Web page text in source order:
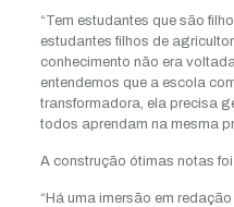
“Tem estudantes que são
estudantes filhos de
conhecimento não era
entendemos que a escola
transformadora, ela precisa
todos aprendam na mesma
A construção ótimas notas
“Há uma imersão em